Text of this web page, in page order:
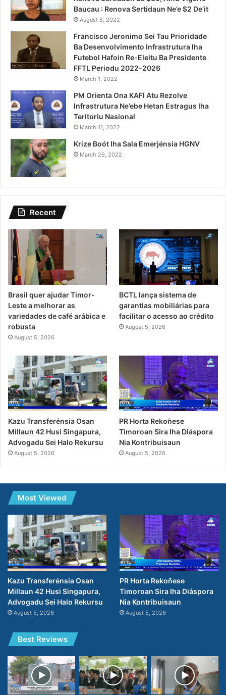
Baucau : Renova Sertidaun Ne’e $2 De’it
August 8, 2022
Francisco Jeronimo Sei Tau Prioridade
Ba Desenvolvimento Infrastrutura Iha
Futebol Hafoin Re-Eleitu Ba Presidente
FFTL Periodu 2022-2026
March 1, 2022
PM Orienta Ona KAFI Atu Rezolve
Infrastrutura Ne’ebe Hetan Estragus Iha
Teritoriu Nasional
March 11, 2022
Krize Boót Iha Sala Emerjénsia HGNV
March 26, 2022
Recent
Brasil quer ajudar Timor-
Leste a melhorar as
variedades de café arábica e
robusta
August 5, 2026
BCTL lança sistema de
garantias mobiliárias para
facilitar o acesso ao crédito
August 5, 2026
Kazu Transferénsia Osan
Millaun 42 Husi Singapura,
Advogadu Sei Halo Rekursu
August 5, 2026
PR Horta Rekoñese
Timoroan Sira Iha Diáspora
Nia Kontribuisaun
August 5, 2026
Most Viewed
Kazu Transferénsia Osan
Millaun 42 Husi Singapura,
Advogadu Sei Halo Rekursu
August 5, 2026
PR Horta Rekoñese
Timoroan Sira Iha Diáspora
Nia Kontribuisaun
August 5, 2026
Best Reviews